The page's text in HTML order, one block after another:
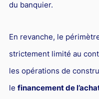
du banquier.
En revanche, le
strictement limité au
les opérations de
le financement de